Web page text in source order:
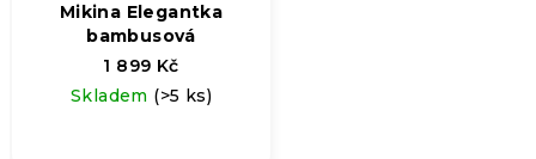
Mikina Elegantka
bambusová
1 899 Kč
Skladem (>5 ks)